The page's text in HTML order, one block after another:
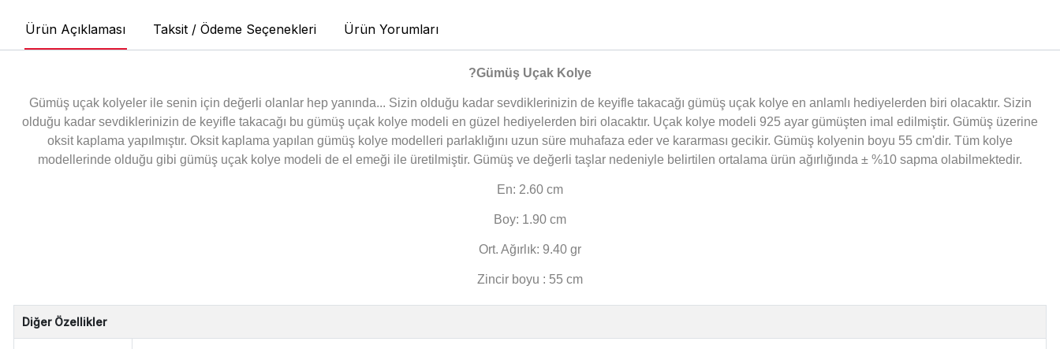
Ürün Açıklaması Taksit / Ödeme Seçenekleri Ürün Yorumları
?Gümüş Uçak Kolye
Gümüş uçak kolyeler ile senin için değerli olanlar hep yanında... Sizin olduğu kadar sevdiklerinizin de keyifle takacağı gümüş uçak kolye en anlamlı hediyelerden biri olacaktır. Sizin
olduğu kadar sevdiklerinizin de keyifle takacağı bu gümüş uçak kolye modeli en güzel hediyelerden biri olacaktır. Uçak kolye modeli 925 ayar gümüşten imal edilmiştir. Gümüş üzerine
oksit kaplama yapılmıştır. Oksit kaplama yapılan gümüş kolye modelleri parlaklığını uzun süre muhafaza eder ve kararması gecikir. Gümüş kolyenin boyu 55 cm'dir. Tüm kolye
modellerinde olduğu gibi gümüş uçak kolye modeli de el emeği ile üretilmiştir. Gümüş ve değerli taşlar nedeniyle belirtilen ortalama ürün ağırlığında ± %10 sapma olabilmektedir.
En: 2.60 cm
Boy: 1.90 cm
Ort. Ağırlık: 9.40 gr
Zincir boyu : 55 cm
Diğer Özellikler